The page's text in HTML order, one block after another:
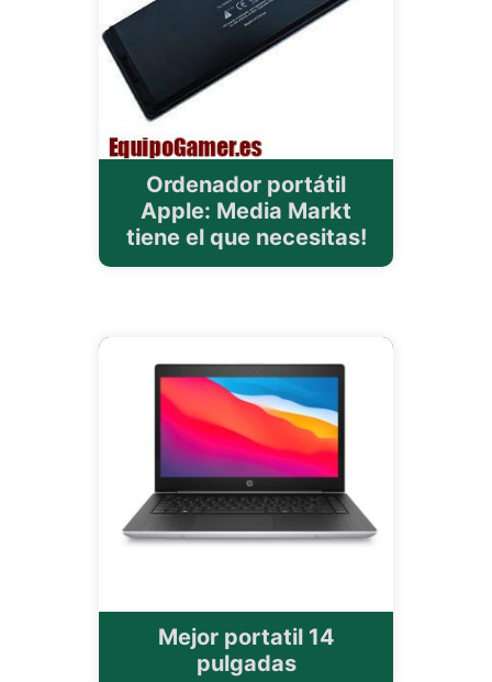
Ordenador portátil
Apple: Media Markt
tiene el que necesitas!
Mejor portatil 14
pulgadas